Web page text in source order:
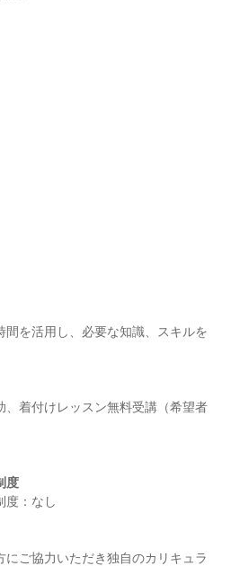
間を活用し、必要な知識、スキルを
、着付けレッスン無料受講（希望者
度
ご協力いただき独自のカリキュラ